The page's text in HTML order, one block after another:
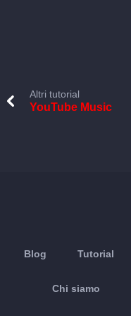
Altri tutorial
YouTube Music
Blog Tutorial
Chi siamo